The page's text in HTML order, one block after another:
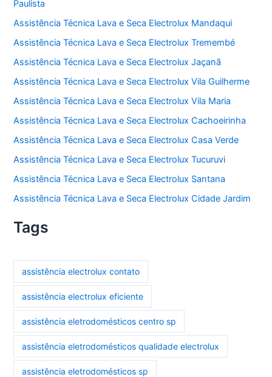
Paulista
Assistência Técnica Lava e Seca Electrolux Mandaqui
Assistência Técnica Lava e Seca Electrolux Tremembé
Assistência Técnica Lava e Seca Electrolux Jaçanã
Assistência Técnica Lava e Seca Electrolux Vila Guilherme
Assistência Técnica Lava e Seca Electrolux Vila Maria
Assistência Técnica Lava e Seca Electrolux Cachoeirinha
Assistência Técnica Lava e Seca Electrolux Casa Verde
Assistência Técnica Lava e Seca Electrolux Tucuruvi
Assistência Técnica Lava e Seca Electrolux Santana
Assistência Técnica Lava e Seca Electrolux Cidade Jardim
Tags
assistência electrolux contato
assistência electrolux eficiente
assistência eletrodomésticos centro sp
assistência eletrodomésticos qualidade electrolux
assistência eletrodomésticos sp